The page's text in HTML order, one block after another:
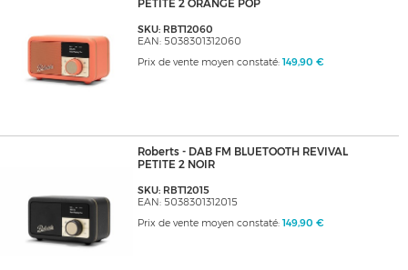
PETITE 2 ORANGE POP
SKU: RBT12060
EAN: 5038301312060
Prix de vente moyen constaté: 149,90 €
Roberts - DAB FM BLUETOOTH REVIVAL
PETITE 2 NOIR
SKU: RBT12015
EAN: 5038301312015
Prix de vente moyen constaté: 149,90 €